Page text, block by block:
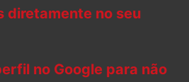
diretamente no seu
no Google para não